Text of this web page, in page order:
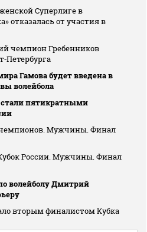
Суперлиге в
отказалась от участия в
чемпион Гребенников
Гамова будет введена в
волейбола
пятикратными
Мужчины. Финал
России. Мужчины. Финал
волейболу Дмитрий
вторым финалистом Кубка